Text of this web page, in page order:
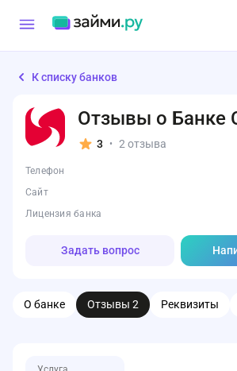
К списку банков
Отзывы о Банке
3 • 2 отзыва
Телефон
Сайт
Лицензия банка
Задать вопрос
О банке Отзывы 2 Реквизиты